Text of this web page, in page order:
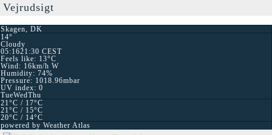
Vejrudsigt
Skagen, DK
14°
Cloudy
05:1621:30 CEST
Feels like: 13°C
Wind: 16km/h W
Humidity: 74%
Pressure: 1018.96mbar
UV index: 0
TueWedThu
21°C / 17°C
21°C / 15°C
20°C / 14°C
powered by Weather Atlas